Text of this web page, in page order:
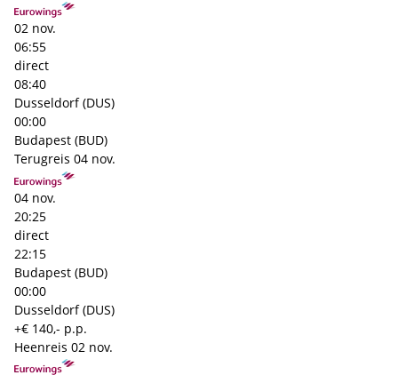
02 nov.
06:55
direct
08:40
Dusseldorf (DUS)
00:00
Budapest (BUD)
Terugreis 04 nov.
04 nov.
20:25
direct
22:15
Budapest (BUD)
00:00
Dusseldorf (DUS)
+€ 140,- p.p.
Heenreis 02 nov.